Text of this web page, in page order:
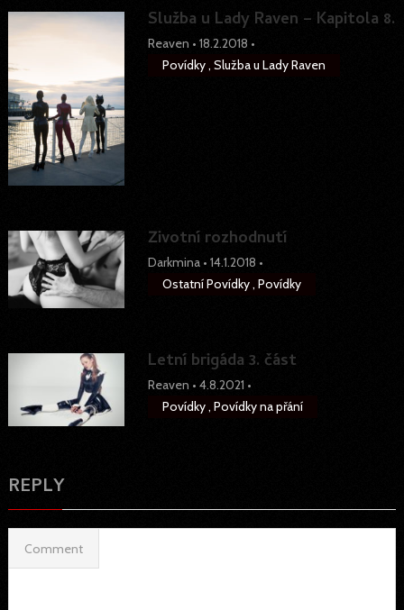
Služba u Lady Raven – Kapitola 8.
Reaven • 18.2.2018 •
Povídky, Služba u Lady Raven
Životní rozhodnutí
Darkmina • 14.1.2018 •
Ostatní Povídky, Povídky
Letní brigáda 3. část
Reaven • 4.8.2021 •
Povídky, Povídky na přání
REPLY
Comment